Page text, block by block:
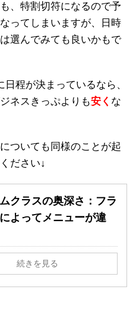
、特割切符になるので予
ってしまいますが、日時
選んでみても良いかもで
程が決まっているなら、
ネスきっぷよりも安く な
ついても同様のことが起
ださい↓
クラスの奥深さ：フラ
よってメニューが違
続きを見る